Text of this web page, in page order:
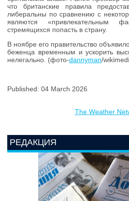
что британские правила
либеральны по сравнению с
являются «привлекательным
стремящихся попасть в страну.
В ноябре его правительство
беженца временным и ускорить
нелегально. (фото-dannyman/
Published: 04 March 2026
The Weather
РЕДАКЦИЯ